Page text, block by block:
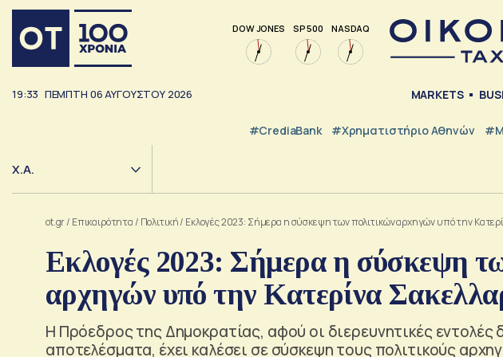
DOW JONES SP 500 NASDAQ
19:34 ΠΕΜΠΤΗ 06ΑΥΓΟΥΣΤΟΥ 2026 MARKETS
#CrediaBank #Χρηματιστήριο Αθηνών
Χ.Α.
ot.gr/ Επικαιρότητα / Πολιτική/ Εκλογές 2023: Σήμερα η σύσκεψη των πολιτικών αρχηγών υπό την
Εκλογές 2023: Σήμερα η σύσκεψη
αρχηγών υπό την Κατερίνα
Η Πρόεδρος της Δημοκρατίας, αφού οι διερευνητικές
αποτελέσματα, έχει καλέσει σε σύσκεψη τους πολιτικούς